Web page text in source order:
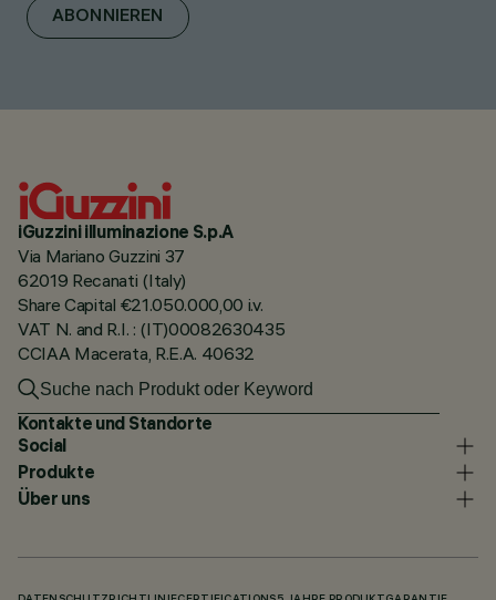
ABONNIEREN
iGuzzini illuminazione S.p.A
Via Mariano Guzzini 37
62019 Recanati (Italy)
Share Capital €21.050.000,00 i.v.
VAT N. and R.I. : (IT)00082630435
CCIAA Macerata, R.E.A. 40632
Kontakte und Standorte
Social
Produkte
Über uns